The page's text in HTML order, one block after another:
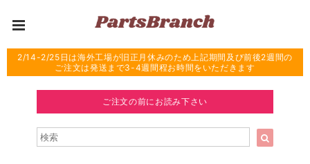
2/14-2/25日は海外工場が旧正月休みのため上記期間及び前後2週間の
ご注文は発送まで3-4週間程お時間をいただきます
ご注文の前にお読み下さい